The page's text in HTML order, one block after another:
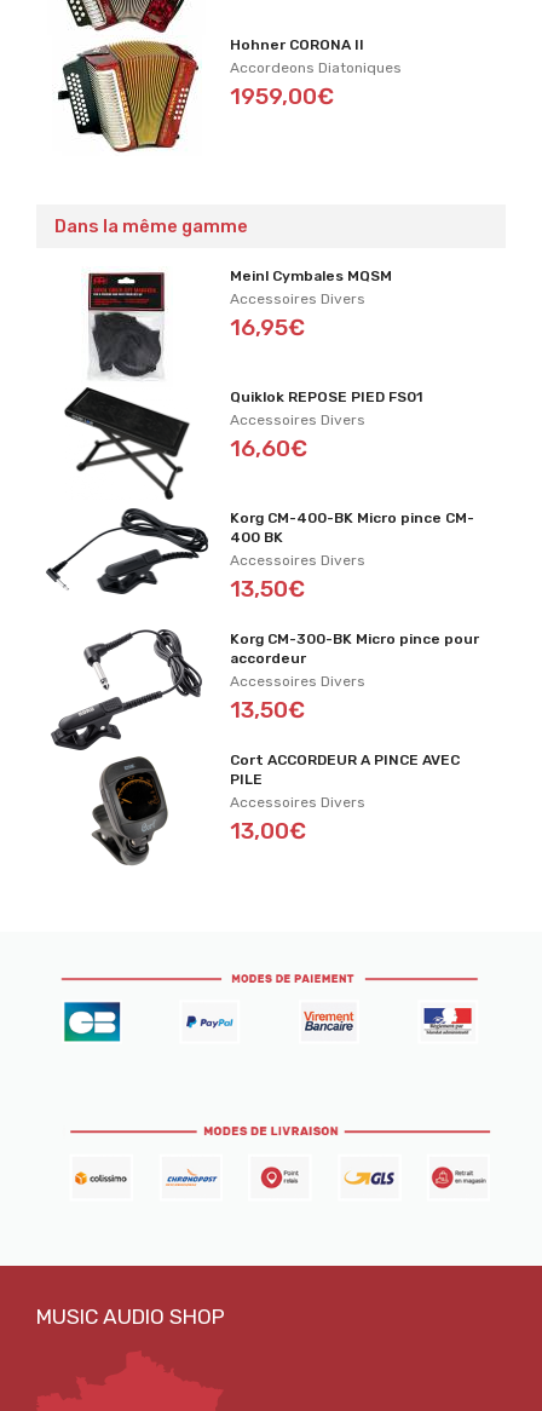
Hohner CORONA II
Accordeons Diatoniques
1959,00€
Dans la même gamme
Meinl Cymbales MQSM
Accessoires Divers
16,95€
Quiklok REPOSE PIED FS01
Accessoires Divers
16,60€
Korg CM-400-BK Micro pince CM-
400 BK
Accessoires Divers
13,50€
Korg CM-300-BK Micro pince pour
accordeur
Accessoires Divers
13,50€
Cort ACCORDEUR A PINCE AVEC
PILE
Accessoires Divers
13,00€